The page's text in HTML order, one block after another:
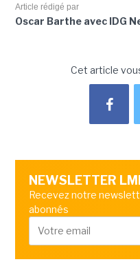
Article rédigé par
Oscar Barthe avec IDG
Cet article
NEWSLETTER LMI
Recevez notre
abonnés